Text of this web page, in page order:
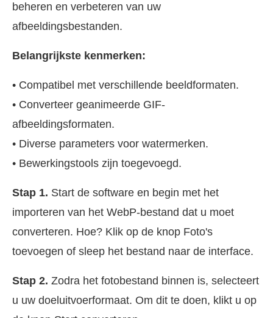
beheren en verbeteren van uw
afbeeldingsbestanden.
Belangrijkste kenmerken:
• Compatibel met verschillende beeldformaten.
• Converteer geanimeerde GIF-
afbeeldingsformaten.
• Diverse parameters voor watermerken.
• Bewerkingstools zijn toegevoegd.
Stap 1. Start de software en begin met het
importeren van het WebP-bestand dat u moet
converteren. Hoe? Klik op de knop Foto's
toevoegen of sleep het bestand naar de interface.
Stap 2. Zodra het fotobestand binnen is, selecteert
u uw doeluitvoerformaat. Om dit te doen, klikt u op